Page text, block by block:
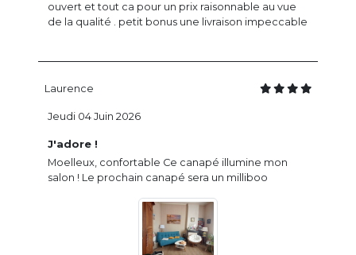
ouvert et tout ca pour un prix raisonnable au vue
de la qualité . petit bonus une livraison impeccable
Laurence
J'adore !
Moelleux, confortable Ce canapé illumine mon
salon ! Le prochain canapé sera un milliboo
Jeudi 04 Juin 2026